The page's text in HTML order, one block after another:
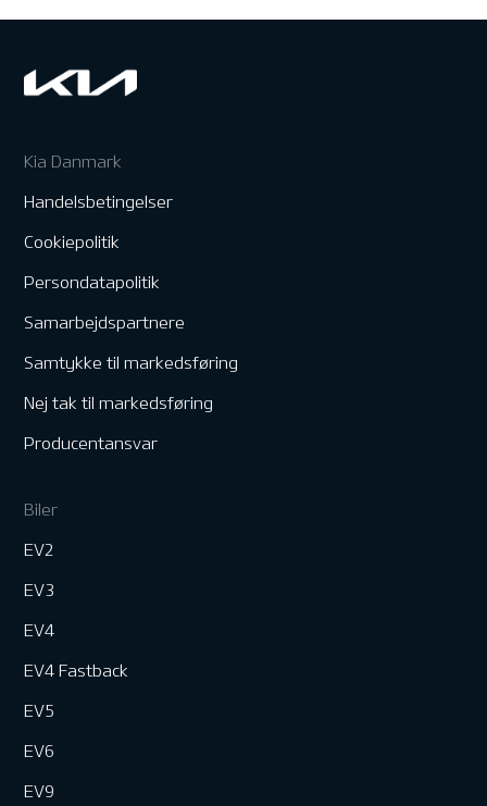
Kia Danmark
Handelsbetingelser
Cookiepolitik
Persondatapolitik
Samarbejdspartnere
Samtykke til markedsføring
Nej tak til markedsføring
Producentansvar
Biler
EV2
EV3
EV4
EV4 Fastback
EV5
EV6
EV9